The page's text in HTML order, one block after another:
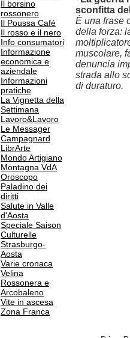
Il borsino
rossonero
Il Poussa Café
Il rosso e il nero
Info consumatori
Informazione
economica e
aziendale
Informazioni
pratiche
La Vignetta della
Settimana
Lavoro&Lavoro
Le Messager
Campagnard
LibrArte
Mondo Artigiano
Montagna VdA
Oroscopo
Paladino dei
diritti
Salute in Valle
d'Aosta
Speciale Saison
Culturelle
Strasburgo-
Aosta
Varie cronaca
Velina
Rossonera e
Arcobaleno
Vite in ascesa
Zona Franca
sconfitta
È una frase
della forza:
muscolare,
denuncia
strada allo
di duraturo.